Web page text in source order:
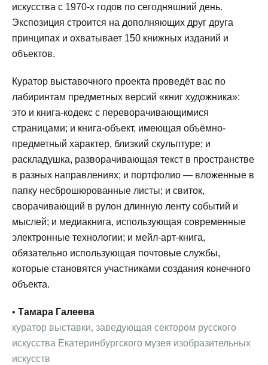
искусства с 1970-х годов по сегодняшний день.
Экспозиция строится на дополняющих друг друга
принципах и охватывает 150 книжных изданий и
объектов.
Куратор выставочного проекта проведёт вас по
лабиринтам предметных версий «книг художника»:
это и книга-кодекс с переворачивающимися
страницами; и книга-объект, имеющая объёмно-
предметный характер, близкий скульптуре; и
раскладушка, разворачивающая текст в пространстве
в разных направлениях; и портфолио — вложенные в
папку несброшюрованные листы; и свиток,
сворачивающий в рулон длинную ленту событий и
мыслей; и медиакнига, использующая современные
электронные технологии; и мейл-арт-книга,
обязательно использующая почтовые службы,
которые становятся участниками создания конечного
объекта.
• Тамара Галеева
куратор выставки, заведующая сектором русского
искусства Екатеринбургского музея изобразительных
искусств